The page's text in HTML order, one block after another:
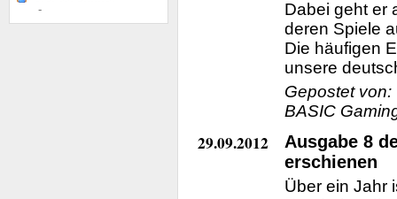
-
Dabei geht er
deren Spiele
Die häufigen
unsere
Gepostet von:
BASIC
29.09.2012
Ausgabe 8
erschienen
Über ein Jahr